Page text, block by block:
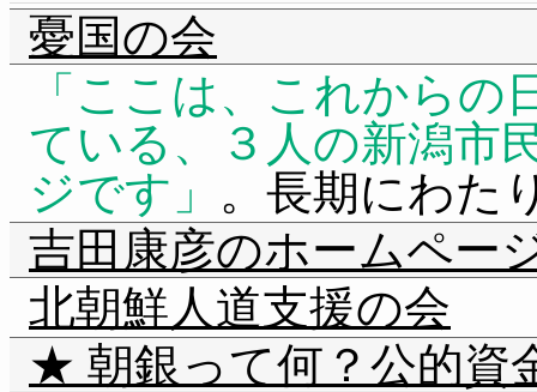
憂国の会
ここは、これからの
ている、３人の新潟市
ジです
。長期にわた
吉田康彦のホームペー
北朝鮮人道支援の会
★ 朝銀って何？公的資